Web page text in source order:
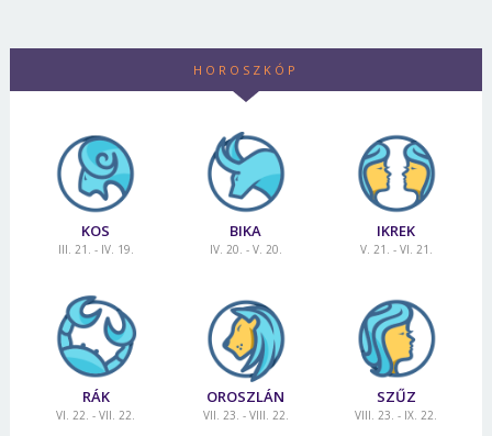
HOROSZKÓP
KOS
III. 21. - IV. 19.
BIKA
IV. 20. - V. 20.
IKREK
V. 21. - VI. 21.
RÁK
VI. 22. - VII. 22.
OROSZLÁN
VII. 23. - VIII. 22.
SZŰZ
VIII. 23. - IX. 22.